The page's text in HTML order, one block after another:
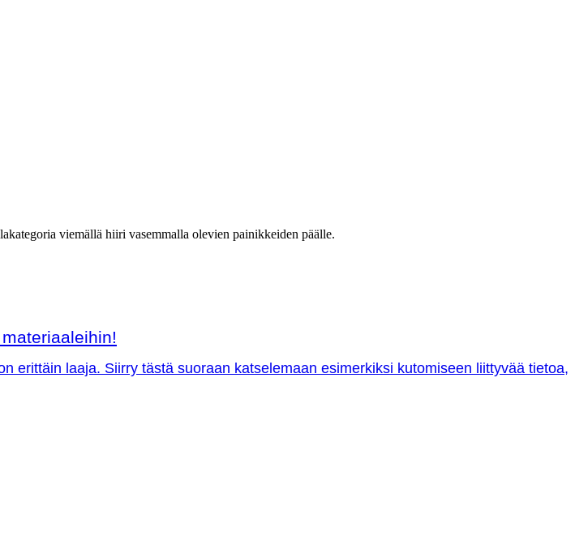
viemällä hiiri vasemmalla olevien painikkeiden päälle.
erittäin laaja. Siirry tästä suoraan katselemaan esimerkiksi kutomiseen liittyvää tietoa,